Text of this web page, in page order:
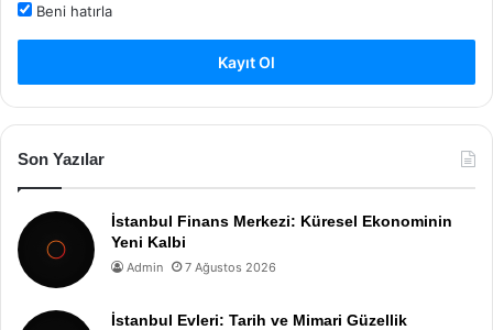
Beni hatırla
Kayıt Ol
Son Yazılar
İstanbul Finans Merkezi: Küresel Ekonominin
Yeni Kalbi
Admin 7 Ağustos 2026
İstanbul Evleri: Tarih ve Mimari Güzellik